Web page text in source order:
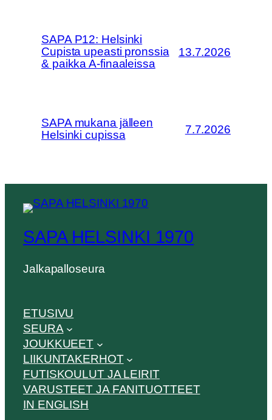
SAPA P12: Helsinki
Cupista upeasti pronssia
& paikka A-finaaleissa
13.7.2026
SAPA mukana jälleen
Helsinki cupissa
7.7.2026
SAPA HELSINKI 1970
Jalkapalloseura
ETUSIVU
SEURA
JOUKKUEET
LIIKUNTAKERHOT
FUTISKOULUT JA LEIRIT
VARUSTEET JA FANITUOTTEET
IN ENGLISH